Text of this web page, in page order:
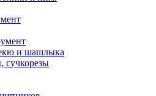
и шашлыка
сучкорезы